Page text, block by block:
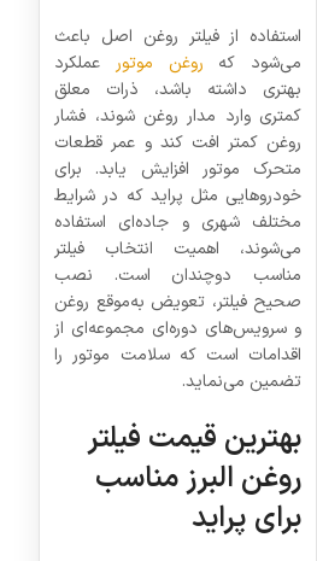
استفاده از فیلتر روغن اصل باعث
می‌شود که روغن موتور عملکرد
بهتری داشته باشد، ذرات معلق
کمتری وارد مدار روغن شوند، فشار
روغن کمتر افت کند و عمر قطعات
متحرک موتور افزایش یابد. برای
خودروهایی مثل پراید که در شرایط
مختلف شهری و جاده‌ای استفاده
می‌شوند، اهمیت انتخاب فیلتر
مناسب دوچندان است. نصب
صحیح فیلتر، تعویض به‌موقع روغن
و سرویس‌های دوره‌ای مجموعه‌ای از
اقدامات است که سلامت موتور را
تضمین می‌نماید.
بهترین قیمت فیلتر
روغن البرز مناسب
برای پراید